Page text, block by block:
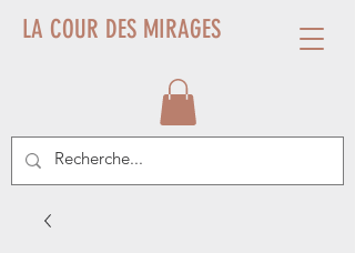
LA COUR DES MIRAGES